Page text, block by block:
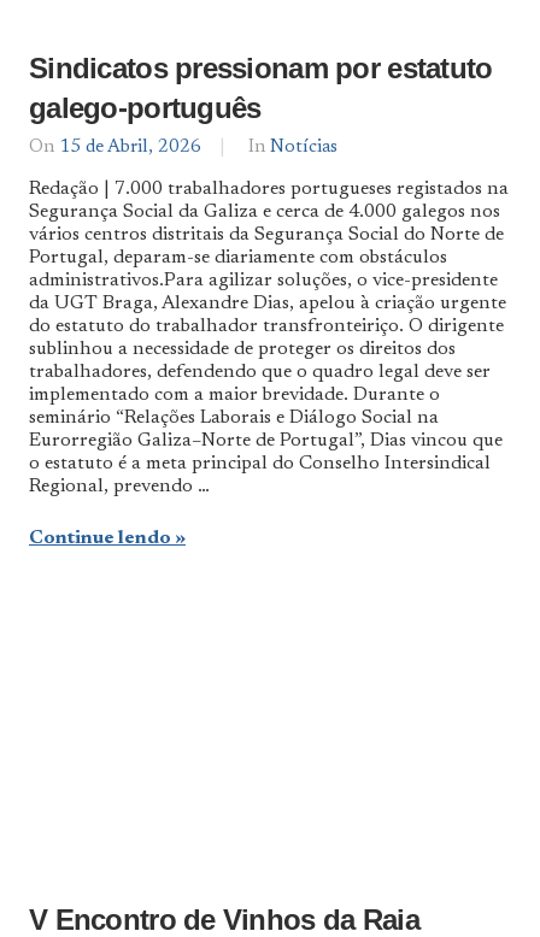
Sindicatos pressionam por estatuto
galego-português
On 15 de Abril, 2026
By
De
Norte
a
Sul
In Notícias
Redação | 7.000 trabalhadores portugueses registados na
Segurança Social da Galiza e cerca de 4.000 galegos nos
vários centros distritais da Segurança Social do Norte de
Portugal, deparam-se diariamente com obstáculos
administrativos.Para agilizar soluções, o vice-presidente
da UGT Braga, Alexandre Dias, apelou à criação urgente
do estatuto do trabalhador transfronteiriço. O dirigente
sublinhou a necessidade de proteger os direitos dos
trabalhadores, defendendo que o quadro legal deve ser
implementado com a maior brevidade. Durante o
seminário “Relações Laborais e Diálogo Social na
Eurorregião Galiza–Norte de Portugal”, Dias vincou que
o estatuto é a meta principal do Conselho Intersindical
Regional, prevendo …
Continue lendo
V Encontro de Vinhos da Raia